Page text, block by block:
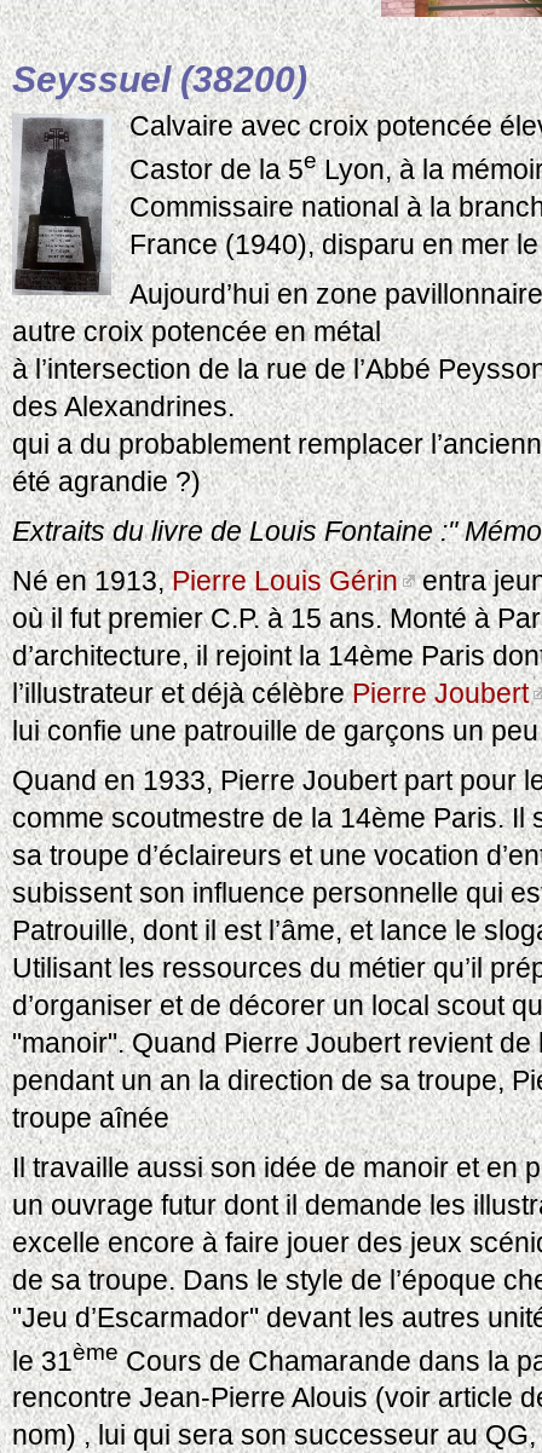
Seyssuel (38200)
Calvaire avec croix potencée
Castor de la 5eLyon, à la
Commissaire national à la
France (1940), disparu en mer
Aujourd’hui en zone
autre croix potencée en métal
à l’intersection de la rue de l’Abbé
des Alexandrines.
qui a du probablement remplacer
été agrandie ?)
Extraits du livre de Louis Fontaine :"
Né en 1913,Pierre Louis Gérin entra
où il fut premier C.P. à 15 ans. Monté à
d’architecture, il rejoint la 14ème Paris
l’illustrateur et déjà célèbrePierre Joubert
lui confie une patrouille de garçons un
Quand en 1933, Pierre Joubert part pour
comme scoutmestre de la 14ème Paris.
sa troupe d’éclaireurs et une vocation
subissent son influence personnelle qui
Patrouille, dont il est l’âme, et lance le
Utilisant les ressources du métier qu’il
d’organiser et de décorer un local scout
"manoir". Quand Pierre Joubert revient de
pendant un an la direction de sa troupe,
troupe aînée
Il travaille aussi son idée de manoir et en
un ouvrage futur dont il demande les
excelle encore à faire jouer des jeux
de sa troupe. Dans le style de l’époque
"Jeu d’Escarmador" devant les autres
le 31èmeCours de Chamarande dans la
rencontre Jean-Pierre Alouis (voir article
nom) , lui qui sera son successeur au